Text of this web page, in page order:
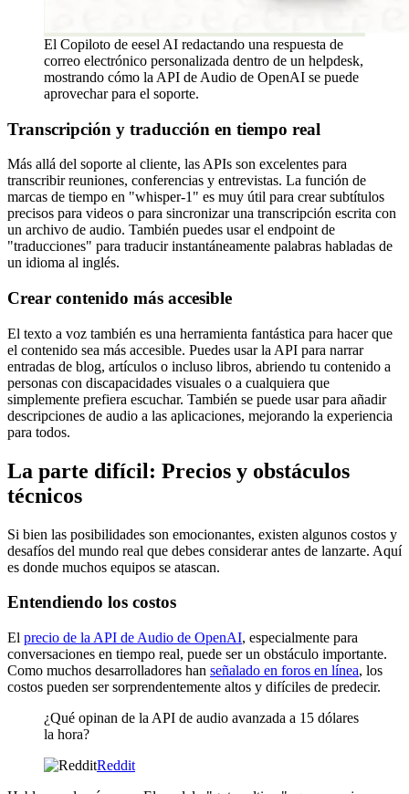
El Copiloto de eesel AI redactando una respuesta de
correo electrónico personalizada dentro de un helpdesk,
mostrando cómo la API de Audio de OpenAI se puede
aprovechar para el soporte.
Transcripción y traducción en tiempo real
Más allá del soporte al cliente, las APIs son excelentes para
transcribir reuniones, conferencias y entrevistas. La función de
marcas de tiempo en "whisper-1" es muy útil para crear subtítulos
precisos para videos o para sincronizar una transcripción escrita con
un archivo de audio. También puedes usar el endpoint de
"traducciones" para traducir instantáneamente palabras habladas de
un idioma al inglés.
Crear contenido más accesible
El texto a voz también es una herramienta fantástica para hacer que
el contenido sea más accesible. Puedes usar la API para narrar
entradas de blog, artículos o incluso libros, abriendo tu contenido a
personas con discapacidades visuales o a cualquiera que
simplemente prefiera escuchar. También se puede usar para añadir
descripciones de audio a las aplicaciones, mejorando la experiencia
para todos.
La parte difícil: Precios y obstáculos
técnicos
Si bien las posibilidades son emocionantes, existen algunos costos y
desafíos del mundo real que debes considerar antes de lanzarte. Aquí
es donde muchos equipos se atascan.
Entendiendo los costos
El precio de la API de Audio de OpenAI, especialmente para
conversaciones en tiempo real, puede ser un obstáculo importante.
Como muchos desarrolladores han señalado en foros en línea, los
costos pueden ser sorprendentemente altos y difíciles de predecir.
¿Qué opinan de la API de audio avanzada a 15 dólares
la hora?
Reddit